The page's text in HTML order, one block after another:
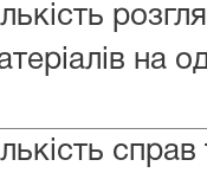
на
справ